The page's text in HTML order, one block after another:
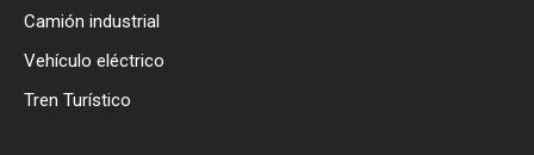
Camión industrial
Vehículo eléctrico
Tren Turístico